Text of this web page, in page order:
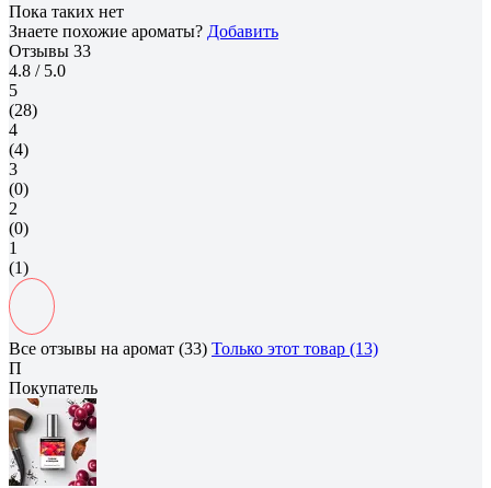
Пока таких нет
Знаете похожие ароматы? Добавить
Отзывы 33
4.8 / 5.0
5
(28)
4
(4)
3
(0)
2
(0)
1
(1)
Все отзывы на аромат (33) Только этот товар (13)
П
Покупатель